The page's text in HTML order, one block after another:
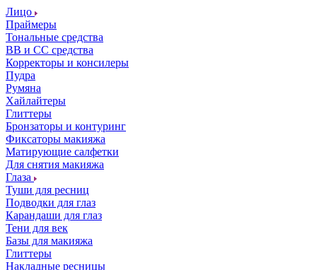
Лицо
Праймеры
Тональные средства
ВВ и СС средства
Корректоры и консилеры
Пудра
Румяна
Хайлайтеры
Глиттеры
Бронзаторы и контуринг
Фиксаторы макияжа
Матирующие салфетки
Для снятия макияжа
Глаза
Туши для ресниц
Подводки для глаз
Карандаши для глаз
Тени для век
Базы для макияжа
Глиттеры
Накладные ресницы